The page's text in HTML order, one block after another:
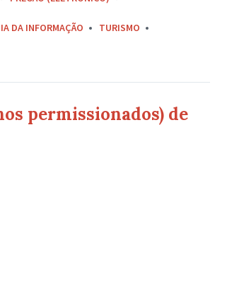
DA INFORMAÇÃO
TURISMO
permissionados) de